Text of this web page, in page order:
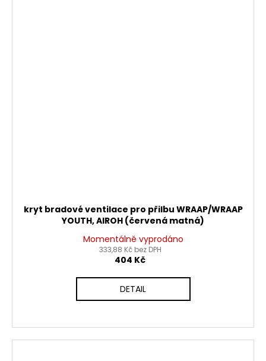
kryt bradové ventilace pro přilbu WRAAP/WRAAP
YOUTH, AIROH (červená matná)
Momentálně vyprodáno
333,88 Kč bez DPH
404 Kč
DETAIL